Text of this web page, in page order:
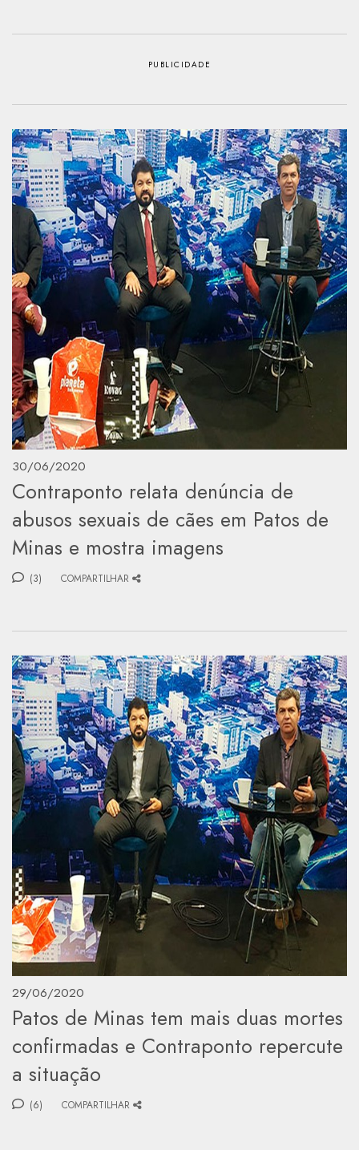
30/06/2020
Contraponto relata denúncia de
abusos sexuais de cães em Patos de
Minas e mostra imagens
(3) COMPARTILHAR
29/06/2020
Patos de Minas tem mais duas mortes
confirmadas e Contraponto repercute
a situação
(6) COMPARTILHAR